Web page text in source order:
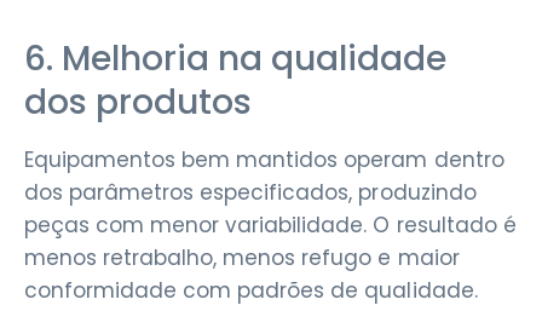
6. Melhoria na qualidade
dos produtos
Equipamentos bem mantidos operam dentro
dos parâmetros especificados, produzindo
peças com menor variabilidade. O resultado é
menos retrabalho, menos refugo e maior
conformidade com padrões de qualidade.